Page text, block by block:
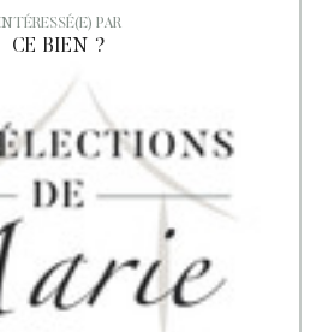
INTÉRESSÉ(E) PAR
CE BIEN ?